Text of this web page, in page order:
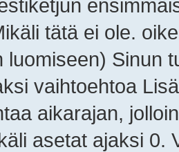
tätä ei ole.
luomiseen) Sinun
vaihtoehtoa
aikarajan,
asetat ajaksi 0.